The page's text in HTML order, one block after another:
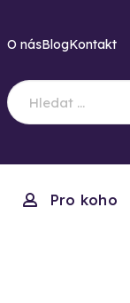
O násBlogKontakt
Pro koho